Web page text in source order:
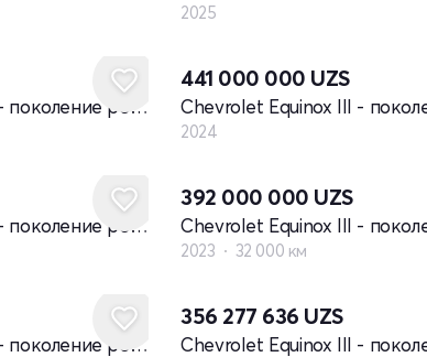
2025
Chevrolet Equinox III - поколение рестайлинг
441 000 000 UZS
2024
Chevrolet Equinox III - поколение рестайлинг
392 000 000 UZS
2023 32 000 км
Chevrolet Equinox III - поколение рестайлинг
356 277 636 UZS